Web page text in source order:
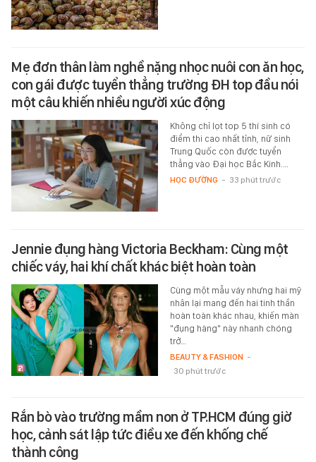
Mẹ đơn thân làm nghề nặng nhọc nuôi con ăn học,
con gái được tuyển thẳng trường ĐH top đầu nói
một câu khiến nhiều người xúc động
Không chỉ lọt top 5 thí sinh có
điểm thi cao nhất tỉnh, nữ sinh
Trung Quốc còn được tuyển
thẳng vào Đại học Bắc Kinh.…
HỌC ĐƯỜNG - 33 phút trước
Jennie đụng hàng Victoria Beckham: Cùng một
chiếc váy, hai khí chất khác biệt hoàn toàn
Cùng một mẫu váy nhưng hai mỹ
nhân lại mang đến hai tinh thần
hoàn toàn khác nhau, khiến màn
"đụng hàng" này nhanh chóng
trở…
BEAUTY & FASHION -
30 phút trước
Rắn bò vào trường mầm non ở TP.HCM đúng giờ
học, cảnh sát lập tức điều xe đến khống chế
thành công